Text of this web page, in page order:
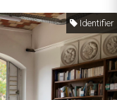
Identifier